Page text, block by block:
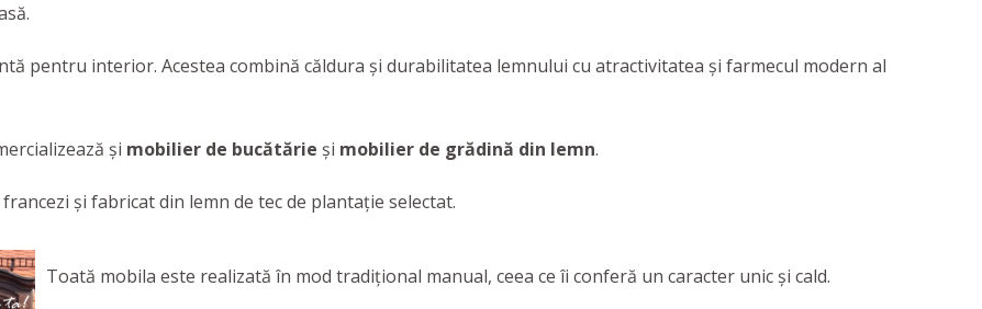
pentru interior. Acestea combină căldura și durabilitatea lemnului cu atractivitatea și farmecul modern al
și mobilier de bucătărie și mobilier de grădină din lemn.
și fabricat din lemn de tec de plantație selectat.
Toată mobila este realizată în mod tradițional manual, ceea ce îi conferă un caracter unic și cald.